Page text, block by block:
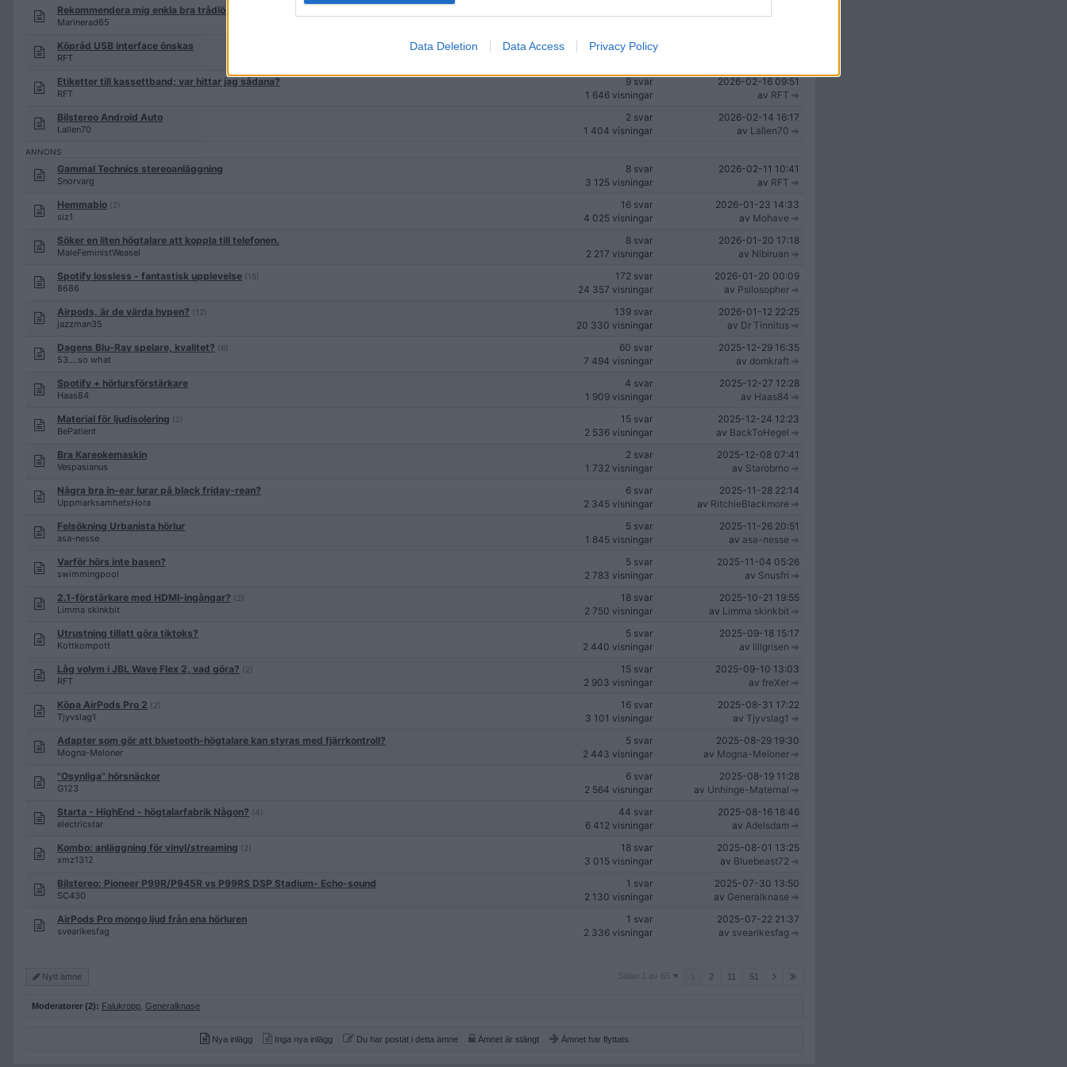
Data Deletion Data Access Privacy Policy
Rekommendera mig enkla bra trådlösa lurar för mobilen
Marinerad65
Köpråd USB interface önskas
RFT
8 svar
Etiketter till kassettband; var hittar jag sådana?
RFT
9 svar
1 646 visningar
2026-02-16 09:51
av RFT
Bilstereo Android Auto
Lallen70
2 svar
1 404 visningar
2026-02-14 16:17
av Lallen70
Gammal Technics stereoanläggning
Snorvarg
8 svar
3 125 visningar
2026-02-11 10:41
av RFT
Hemmabio (2)
siz1
16 svar
4 025 visningar
2026-01-23 14:33
av Mohave
Söker en liten högtalare att koppla till telefonen.
MaleFeministWeasel
8 svar
2 217 visningar
2026-01-20 17:18
av Nibiruan
Spotify lossless - fantastisk upplevelse (15)
8686
172 svar
24 357 visningar
2026-01-20 00:09
av Psilosopher
Airpods, är de värda hypen? (12)
jazzman35
139 svar
20 330 visningar
2026-01-12 22:25
av Dr Tinnitus
Dagens Blu-Ray spelare, kvalitet? (6)
53....so what
60 svar
7 494 visningar
2025-12-29 16:35
av domkraft
Spotify + hörlursförstärkare
Haas84
4 svar
1 909 visningar
2025-12-27 12:28
av Haas84
Material för ljudisolering (2)
BePatient
15 svar
2 536 visningar
2025-12-24 12:23
av BackToHegel
Bra Kareokemaskin
Vespasianus
2 svar
1 732 visningar
2025-12-08 07:41
av Starobrno
Några bra in-ear lurar på black friday-rean?
UppmarksamhetsHora
6 svar
2 345 visningar
2025-11-28 22:14
av RitchieBlackmore
Felsökning Urbanista hörlur
asa-nesse
5 svar
1 845 visningar
2025-11-26 20:51
av asa-nesse
Varför hörs inte basen?
swimmingpool
5 svar
2 783 visningar
2025-11-04 05:26
av Snusfri
2.1-förstärkare med HDMI-ingångar? (2)
Limma skinkbit
18 svar
2 750 visningar
2025-10-21 19:55
av Limma skinkbit
Utrustning tillatt göra tiktoks?
Kottkompott
5 svar
2 440 visningar
2025-09-18 15:17
av lillgrisen
Låg volym i JBL Wave Flex 2, vad göra? (2)
RFT
15 svar
2 903 visningar
2025-09-10 13:03
av freXer
Köpa AirPods Pro 2 (2)
Tjyvslag1
16 svar
3 101 visningar
2025-08-31 17:22
av Tjyvslag1
Adapter som gör att bluetooth-högtalare kan styras med fjärrkontroll?
Mogna-Meloner
5 svar
2 443 visningar
2025-08-29 19:30
av Mogna-Meloner
"Osynliga" hörsnäckor
G123
6 svar
2 564 visningar
2025-08-19 11:28
av Unhinge-Maternal
Starta - HighEnd - högtalarfabrik Någon? (4)
electricstar
44 svar
6 412 visningar
2025-08-16 18:46
av Adelsdam
Kombo: anläggning för vinyl/streaming (2)
xmz1312
18 svar
3 015 visningar
2025-08-01 13:25
av Bluebeast72
Bilstereo: Pioneer P99R/P945R vs P99RS DSP Stadium- Echo-sound
SC430
1 svar
2 130 visningar
2025-07-30 13:50
av Generalknase
AirPods Pro mongo ljud från ena hörluren
svearikesfag
1 svar
2 336 visningar
2025-07-22 21:37
av svearikesfag
Nytt ämne
Sidan
Sidan 1 av 65 2 11 51
Moderatorer (2): Falukropp Generalknase
Nya inlägg Inga nya inlägg Du har postat i detta ämne Ämnet är stängt Ämnet har flyttats